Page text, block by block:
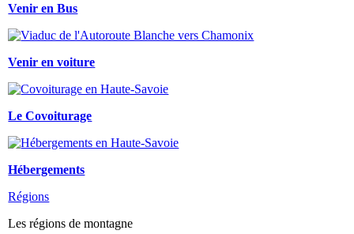
Venir en Bus
Venir en voiture
Le Covoiturage
Hébergements
Régions
Les régions de montagne